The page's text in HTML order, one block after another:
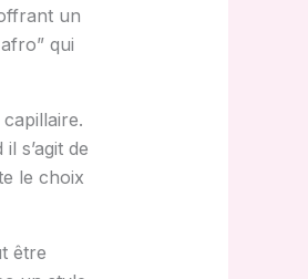
un
qui
s’agit de
le choix
être